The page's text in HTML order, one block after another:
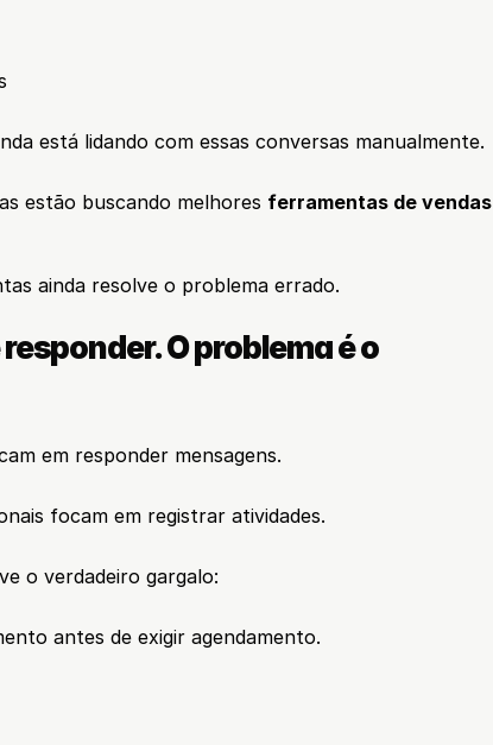
está lidando com essas conversas manualmente.
estão buscando melhores ferramentas de vendas
ainda resolve o problema errado.
O problema é o
em responder mensagens.
focam em registrar atividades.
o verdadeiro gargalo:
antes de exigir agendamento.